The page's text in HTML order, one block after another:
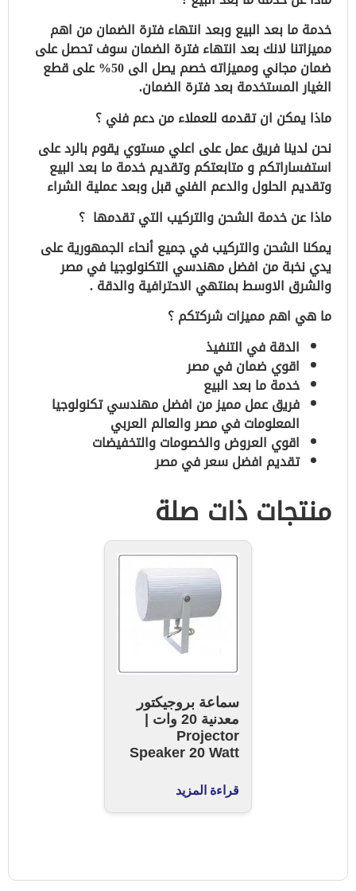
خدمة ما بعد البيع وبعد انتهاء فترة الضمان من اهم
مميزاتنا لانك بعد انتهاء فترة الضمان سوف تحصل على
ضمان مجاني ومميزاته خصم يصل الى 50% على قطع
الغيار المستخدمة بعد فترة الضمان.
ماذا يمكن ان تقدمه للعملاء من دعم فني ؟
نحن لدينا فريق عمل على اعلي مستوي يقوم بالرد على
استفساراتكم و متابعتكم وتقديم خدمة ما بعد البيع
وتقديم الحلول والدعم الفني قبل وبعد عملية الشراء
ماذا عن خدمة الشحن والتركيب التي تقدمها ؟
يمكنا الشحن والتركيب في جميع أنحاء الجمهورية على
يدي نخبة من افضل مهندسي التكنولوجيا في مصر
والشرق الاوسط بمنتهي الاحترافية والدقة .
ما هي اهم مميزات شركتكم ؟
الدقة في التنفيذ
اقوي ضمان في مصر
خدمة ما بعد البيع
فريق عمل مميز من افضل مهندسي تكنولوجيا
المعلومات في مصر والعالم العربي
اقوي العروض والخصومات والتخفيضات
تقديم افضل سعر في مصر
منتجات ذات صلة
سماعة بروجيكتور
معدنية 20 وات |
Projector
Speaker 20 Watt
قراءة المزيد